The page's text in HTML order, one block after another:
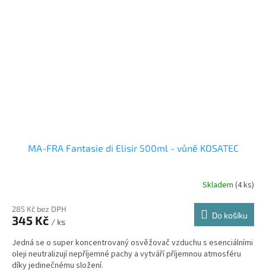
MA-FRA Fantasie di Elisir 500ml - vůně KOSATEC
Skladem (4 ks)
285 Kč bez DPH
345 Kč / ks
Do košíku
Jedná se o super koncentrovaný osvěžovač vzduchu s esenciálními
oleji neutralizují nepříjemné pachy a vytváří příjemnou atmosféru
díky jedinečnému složení.